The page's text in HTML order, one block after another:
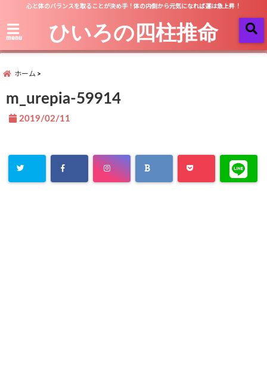
心と体のバランスを取ることが決め手！体の内側から元気になれば運は急上昇！
menu ひいろの四柱推命
ホーム
m_urepia-59914
2019/02/11